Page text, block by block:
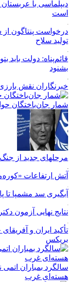
دیپلماسی با
است
درخواست پنتاگون از
تولید سلاح
قائم‌پناه: دولت باید
بشنود
خبرنگاران نقش
شمار جان‌باختگان حوادث
مرحله‎ای جدید از جنگ دیرین آمریکا علیه دیوان بین‌المللی کیفری
آتش ارتفاعات «کوره‌میانه»
آبگیری سد مشمپا تا
نتایج نهایی آزمون دکتری سال ۱۴۰۵ اواخر
تأکید ایران و
بریکس
سالگرد بمباران
هسته‌ای غرب